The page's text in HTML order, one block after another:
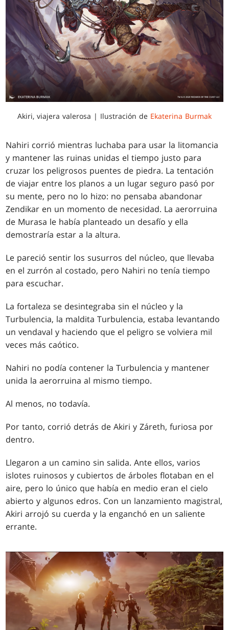
Akiri, viajera valerosa | Ilustración de Ekaterina Burmak
Nahiri corrió mientras luchaba para usar la litomancia
y mantener las ruinas unidas el tiempo justo para
cruzar los peligrosos puentes de piedra. La tentación
de viajar entre los planos a un lugar seguro pasó por
su mente, pero no lo hizo: no pensaba abandonar
Zendikar en un momento de necesidad. La aerorruina
de Murasa le había planteado un desafío y ella
demostraría estar a la altura.
Le pareció sentir los susurros del núcleo, que llevaba
en el zurrón al costado, pero Nahiri no tenía tiempo
para escuchar.
La fortaleza se desintegraba sin el núcleo y la
Turbulencia, la maldita Turbulencia, estaba levantando
un vendaval y haciendo que el peligro se volviera mil
veces más caótico.
Nahiri no podía contener la Turbulencia y mantener
unida la aerorruina al mismo tiempo.
Al menos, no todavía.
Por tanto, corrió detrás de Akiri y Záreth, furiosa por
dentro.
Llegaron a un camino sin salida. Ante ellos, varios
islotes ruinosos y cubiertos de árboles flotaban en el
aire, pero lo único que había en medio eran el cielo
abierto y algunos edros. Con un lanzamiento magistral,
Akiri arrojó su cuerda y la enganchó en un saliente
errante.